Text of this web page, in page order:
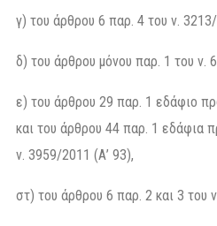
γ) του άρθρου 6 παρ. 4 του ν.
δ) του άρθρου μόνου παρ. 1 του ν.
ε) του άρθρου 29 παρ. 1 εδάφιο
και του άρθρου 44 παρ. 1 εδάφια
ν. 3959/2011 (Α’ 93),
στ) του άρθρου 6 παρ. 2 και 3 του